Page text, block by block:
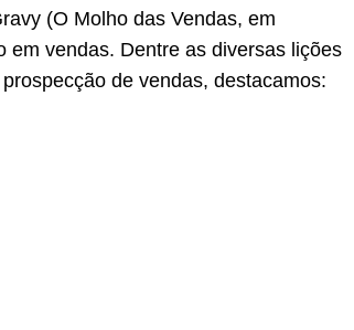
(O Molho das Vendas, em
em vendas. Dentre as diversas lições
de vendas, destacamos: